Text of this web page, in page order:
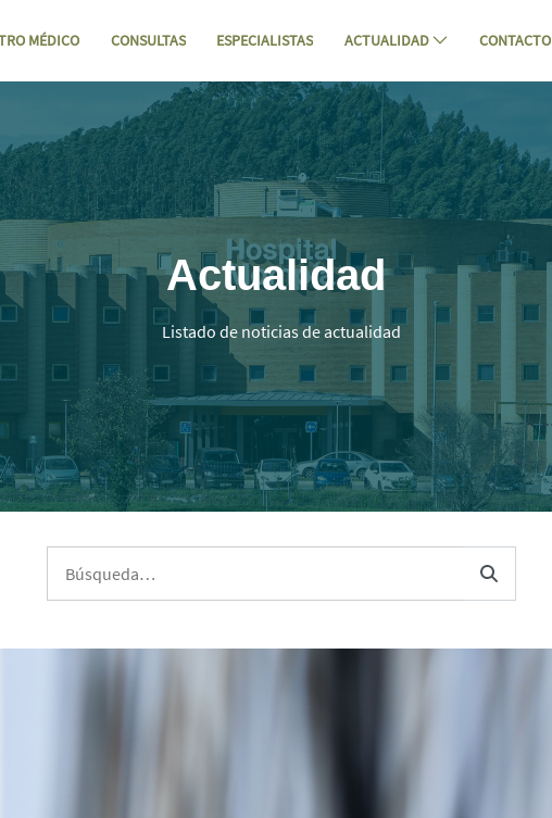
MÉDICO CONSULTAS ESPECIALISTAS ACTUALIDAD CONTACTO
cumplen 11 años - Hospital Mompía
Actualidad
Listado de noticias de actualidad